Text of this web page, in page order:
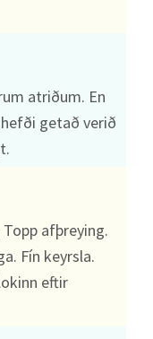
atriðum. En
getað verið
afþreying.
Fín keyrsla.
eftir